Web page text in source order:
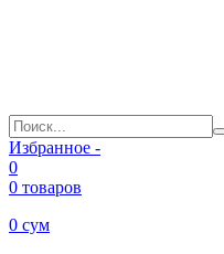
Избранное -
0
0 товаров
0 сум